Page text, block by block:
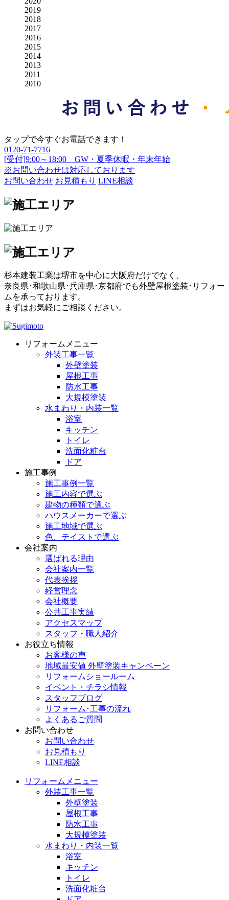
2019
2018
2017
2016
2015
2014
2013
2011
2010
タップで今すぐお電話できます！
0120-71-7716
[受付]9:00～18:00 GW・夏季休暇・年末年始
※お問い合わせは対応しております
お問い合わせ お見積もり LINE相談
杉本建装工業は堺市を中心に大阪府だけでなく、
奈良県･和歌山県･兵庫県･京都府でも外壁屋根塗装･リフォー
ムを承っております。
まずはお気軽にご相談ください。
リフォームメニュー
外装工事一覧
外壁塗装
屋根工事
防水工事
大規模塗装
水まわり・内装一覧
浴室
キッチン
トイレ
洗面化粧台
ドア
施工事例
施工事例一覧
施工内容で選ぶ
建物の種類で選ぶ
ハウスメーカーで選ぶ
施工地域で選ぶ
色、テイストで選ぶ
会社案内
選ばれる理由
会社案内一覧
代表挨拶
経営理念
会社概要
公共工事実績
アクセスマップ
スタッフ・職人紹介
お役立ち情報
お客様の声
地域最安値 外壁塗装キャンペーン
リフォームショールーム
イベント・チラシ情報
スタッフブログ
リフォーム･工事の流れ
よくあるご質問
お問い合わせ
お問い合わせ
お見積もり
LINE相談
リフォームメニュー
外装工事一覧
外壁塗装
屋根工事
防水工事
大規模塗装
水まわり・内装一覧
浴室
キッチン
トイレ
洗面化粧台